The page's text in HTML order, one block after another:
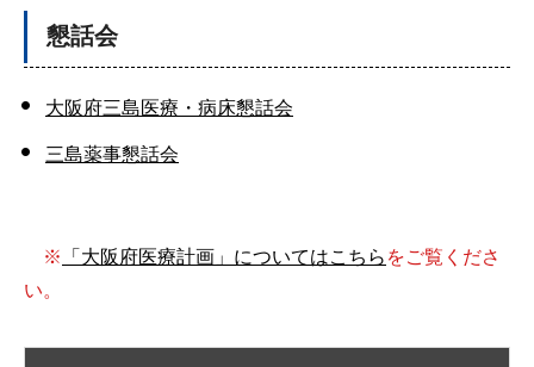
懇話会
大阪府三島医療・病床懇話会
三島薬事懇話会
※ 「大阪府医療計画」についてはこちら をご覧くださ
い。